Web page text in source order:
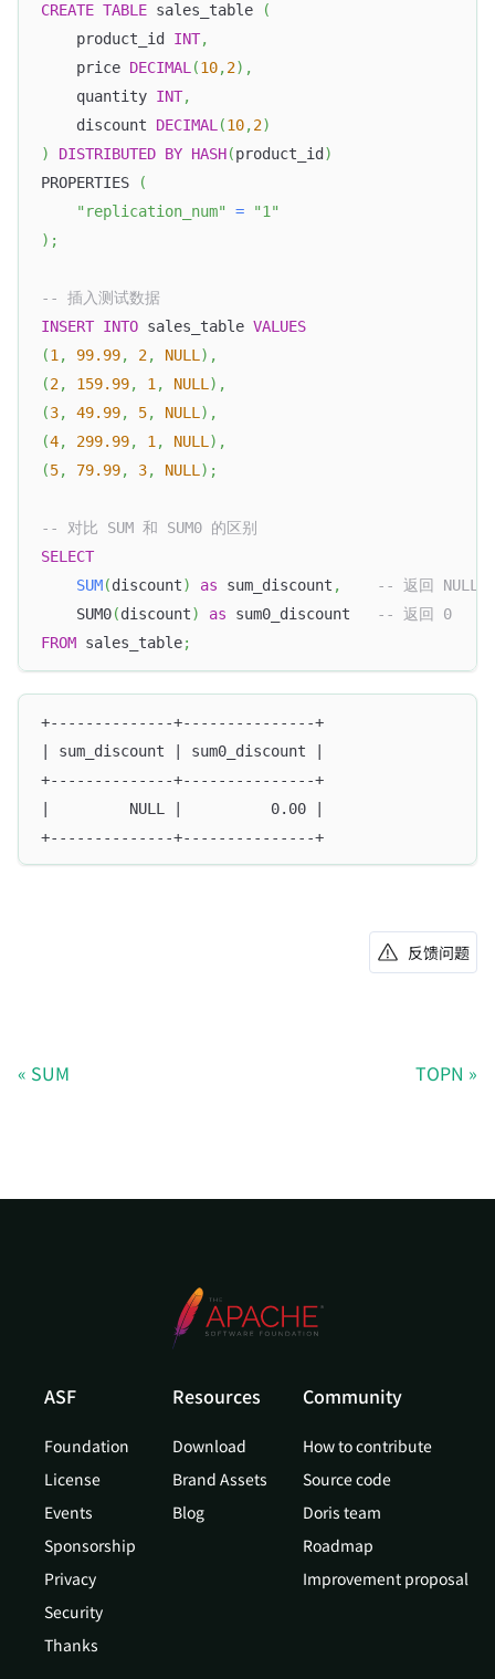
CREATE TABLE sales_table
(
    product_id
INT,
    price
DECIMAL(10,2) ,
    quantity
INT,
    discount
DECIMAL(10,2)
)
DISTRIBUTED BY HASH(product_id )
PROPERTIES
(
"replication_num"
=
"1"
) ;
-- 插入测试数据
INSERT INTO sales_table VALUES
(1, 99.99, 2, NULL) ,
(2, 159.99, 1, NULL) ,
(3, 49.99, 5, NULL) ,
(4, 299.99, 1, NULL) ,
(5, 79.99, 3, NULL) ;
-- 对比 SUM 和 SUM0 的区别
SELECT
SUM(discount) as sum_discount ,
-- 返回 NULL
    SUM0
(discount) as sum0_discount
-- 返回 0
FROM sales_table;
+--------------+---------------+
| sum_discount | sum0_discount |
+--------------+---------------+
|         NULL |          0.00 |
+--------------+---------------+
反馈问题
SUM TOPN
ASF
Foundation
License
Events
Sponsorship
Privacy
Security
Thanks
Resources
Download
Brand Assets
Blog
Community
How to contribute
Source code
Doris team
Roadmap
Improvement proposal